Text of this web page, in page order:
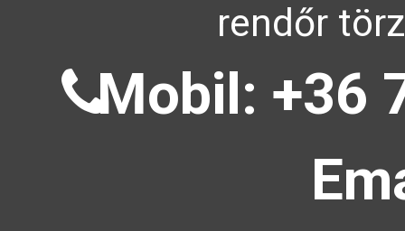
rendőr
Mobil: +36